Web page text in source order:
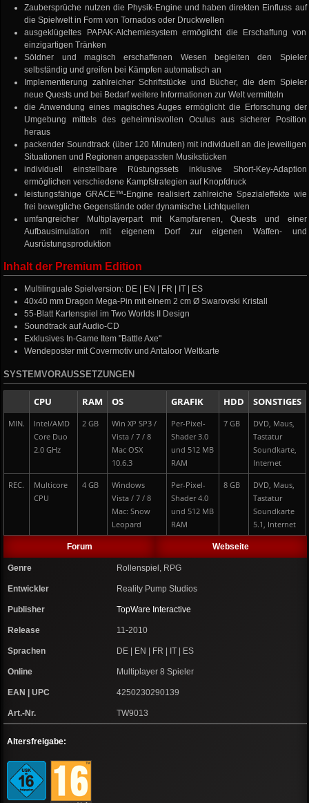
Zaubersprüche nutzen die Physik-Engine und haben direkten Einfluss auf
die Spielwelt in Form von Tornados oder Druckwellen
ausgeklügeltes PAPAK-Alchemiesystem ermöglicht die Erschaffung von
einzigartigen Tränken
Söldner und magisch erschaffenen Wesen begleiten den Spieler
selbständig und greifen bei Kämpfen automatisch an
Implementierung zahlreicher Schriftstücke und Bücher, die dem Spieler
neue Quests und bei Bedarf weitere Informationen zur Welt vermitteln
die Anwendung eines magisches Auges ermöglicht die Erforschung der
Umgebung mittels des geheimnisvollen Oculus aus sicherer Position
heraus
packender Soundtrack (über 120 Minuten) mit individuell an die jeweiligen
Situationen und Regionen angepassten Musikstücken
individuell einstellbare Rüstungssets inklusive Short-Key-Adaption
ermöglichen verschiedene Kampfstrategien auf Knopfdruck
leistungsfähige GRACE™-Engine realisiert zahlreiche Spezialeffekte wie
frei bewegliche Gegenstände oder dynamische Lichtquellen
umfangreicher Multiplayerpart mit Kampfarenen, Quests und einer
Aufbausimulation mit eigenem Dorf zur eigenen Waffen- und
Ausrüstungsproduktion
Inhalt der Premium Edition
Multilinguale Spielversion: DE | EN | FR | IT | ES
40x40 mm Dragon Mega-Pin mit einem 2 cm Ø Swarovski Kristall
55-Blatt Kartenspiel im Two Worlds II Design
Soundtrack auf Audio-CD
Exklusives In-Game Item "Battle Axe"
Wendeposter mit Covermotiv und Antaloor Weltkarte
SYSTEMVORAUSSETZUNGEN
CPU RAM OS GRAFIK HDD SONSTIGES
MIN.
Intel/AMD
Core Duo
2.0 GHz
2 GB
Win XP SP3 /
Vista / 7 / 8
Mac OSX
10.6.3
Per-Pixel-
Shader 3.0
und 512 MB
RAM
7 GB
DVD, Maus,
Tastatur
Soundkarte,
Internet
REC.
Multicore
CPU
4 GB
Windows
Vista / 7 / 8
Mac: Snow
Leopard
Per-Pixel-
Shader 4.0
und 512 MB
RAM
8 GB
DVD, Maus,
Tastatur
Soundkarte
5.1, Internet
Forum Webseite
Genre Rollenspiel, RPG
Entwickler Reality Pump Studios
Publisher TopWare Interactive
Release 11-2010
Sprachen DE | EN | FR | IT | ES
Online Multiplayer 8 Spieler
EAN | UPC 4250230290139
Art.-Nr. TW9013
Altersfreigabe: